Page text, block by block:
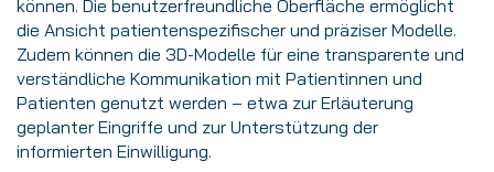
können. Die benutzerfreundliche Oberfläche ermöglicht
die Ansicht patientenspezifischer und präziser Modelle.
Zudem können die 3D-Modelle für eine transparente und
verständliche Kommunikation mit Patientinnen und
Patienten genutzt werden – etwa zur Erläuterung
geplanter Eingriffe und zur Unterstützung der
informierten Einwilligung.